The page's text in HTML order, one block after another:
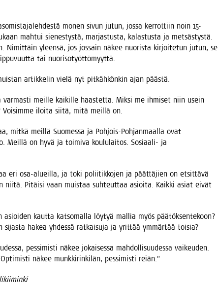
monen sivun jutun, jos­sa ker­rot­tiin noin 15-
mah­tui sie­nes­tys­tä, mar­jas­tus­ta, kalas­tus­ta ja met­säs­tys­tä.
Nimit­täin yleen­sä, jos jos­sain näkee nuo­ris­ta kir­joi­te­tun jutun, se
tai nuorisotyöttömyyttä.
artik­ke­lin vie­lä nyt pit­käh­kön­kin ajan päästä.
meil­le kai­kil­le haas­tet­ta. Mik­si me ihmi­set niin usein
iloi­ta sii­tä, mitä meil­lä on.
mit­kä meil­lä Suo­mes­sa ja Poh­jois-Poh­jan­maal­la ovat
Meil­lä on hyvä ja toi­mi­va kou­lu­lai­tos. Sosi­aa­li- ja
eri osa-alueil­la, ja toki polii­tik­ko­jen ja päät­tä­jien on etsit­tä­vä
nii­tä. Pitäi­si vaan muis­taa suh­teut­taa asioi­ta. Kaik­ki asiat eivät
kaut­ta kat­so­mal­la löy­tyä mal­lia myös pää­tök­sen­te­koon?
hakea yhdes­sä rat­kai­su­ja ja yrit­tää ymmär­tää toisia?
pes­si­mis­ti näkee jokai­ses­sa mah­dol­li­suu­des­sa vai­keu­den.
näkee munk­ki­rin­ki­län, pes­si­mis­ti reiän.”